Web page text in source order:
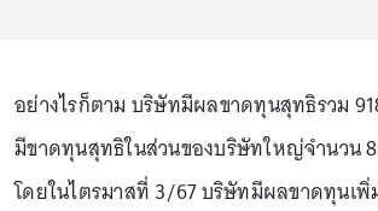
อย่างไรก็ตาม บริษัทมีผลขาดทุนสุทธิรวม
มีขาดทุนสุทธิในส่วนของบริษัทใหญ่จำนวน
โดยในไตรมาสที่ 3/67 บริษัทมีผลขาดทุนเพิ่